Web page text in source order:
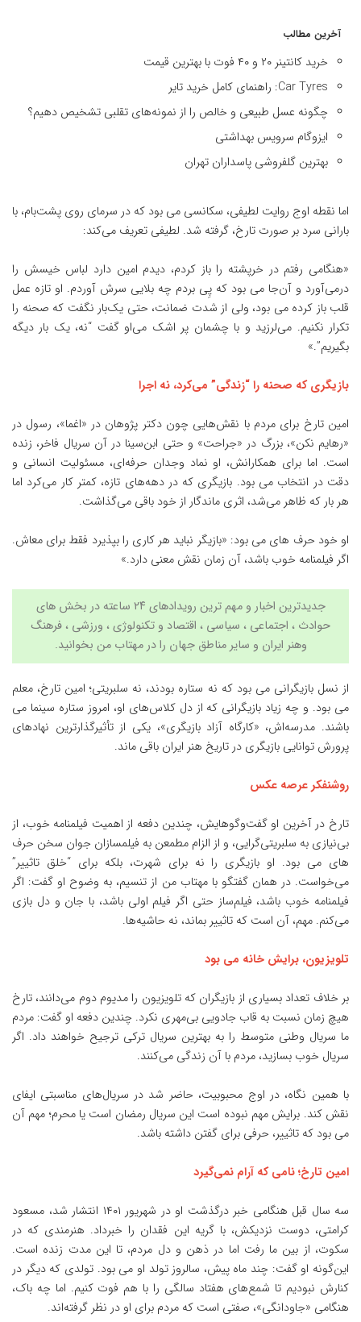
آخرین مطالب
خرید کانتینر ۲۰ و ۴۰ فوت با بهترین قیمت
Car Tyres: راهنمای کامل خرید تایر
چگونه عسل طبیعی و خالص را از نمونه‌های تقلبی تشخیص دهیم؟
ایزوگام سرویس بهداشتی
بهترین گلفروشی پاسداران تهران
اما نقطه اوج روایت لطیفی، سکانسی می بود که در سرمای روی پشت‌بام، با
بارانی سرد بر صورت تارخ، گرفته شد. لطیفی تعریف می‌کند:
«هنگامی رفتم در خرپشته را باز کردم، دیدم امین دارد لباس خیسش را
درمی‌آورد و آن‌جا می بود که پِی بردم چه بلایی سرش آوردم. او تازه عمل
قلب باز کرده می بود، ولی از شدت ضمانت، حتی یک‌بار نگفت که صحنه را
تکرار نکنیم. می‌لرزید و با چشمان پر اشک می‌او گفت “نه، یک بار دیگه
بگیریم”.»
بازیگری که صحنه را “زندگی” می‌کرد، نه اجرا
امین تارخ برای مردم با نقش‌هایی چون دکتر پژوهان در «اغما»، رسول در
«رهایم نکن»، بزرگ در «جراحت» و حتی ابن‌سینا در آن سریال فاخر، زنده
است. اما برای همکارانش، او نماد وجدان حرفه‌ای، مسئولیت انسانی و
دقت در انتخاب می بود. بازیگری که در دهه‌های تازه، کمتر کار می‌کرد اما
هر بار که ظاهر می‌شد، اثری ماندگار از خود باقی می‌گذاشت.
او خود حرف های می بود: «بازیگر نباید هر کاری را بپذیرد فقط برای معاش.
اگر فیلمنامه خوب باشد، آن زمان نقش معنی دارد.»
جدیدترین اخبار و مهم ترین رویدادهای ۲۴ ساعته در بخش های
حوادث ، اجتماعی ، سیاسی ، اقتصاد و تکنولوژی، ورزشی ، فرهنگ
وهنر ایران و سایر مناطق جهان را در مهتاب من بخوانید.
از نسل بازیگرانی می بود که نه ستاره بودند، نه سلبریتی؛ امین تارخ، معلم
می بود. و چه زیاد بازیگرانی که از دل کلاس‌های او، امروز ستاره سینما می
باشند. مدرسه‌اش، «کارگاه آزاد بازیگری»، یکی از تأثیرگذارترین نهادهای
پرورش توانایی بازیگری در تاریخ هنر ایران باقی ماند.
روشنفکر عرصه عکس
تارخ در آخرین او گفت‌وگوهایش، چندین دفعه از اهمیت فیلمنامه خوب، از
بی‌نیازی به سلبریتی‌گرایی، و از الزام مطمعن به فیلمسازان جوان سخن حرف
های می بود. او بازیگری را نه برای شهرت، بلکه برای “خلق تاثییر”
می‌خواست. در همان گفتگو با مهتاب من از تنسیم، به وضوح او گفت: اگر
فیلمنامه خوب باشد، فیلم‌ساز حتی اگر فیلم اولی باشد، با جان و دل بازی
می‌کنم. مهم، آن است که تاثییر بماند، نه حاشیه‌ها.
تلویزیون، برایش خانه می بود
بر خلاف تعداد بسیاری از بازیگران که تلویزیون را مدیوم دوم می‌دانند، تارخ
هیچ زمان نسبت به قاب جادویی بی‌مهری نکرد. چندین دفعه او گفت: مردم
ما سریال وطنی متوسط را به بهترین سریال ترکی ترجیح خواهند داد. اگر
سریال خوب بسازید، مردم با آن زندگی می‌کنند.
با همین نگاه، در اوج محبوبیت، حاضر شد در سریال‌های مناسبتی ایفای
نقش کند. برایش مهم نبوده است این سریال رمضان است یا محرم؛ مهم آن
می بود که تاثییر، حرفی برای گفتن داشته باشد.
امین تارخ؛ نامی که آرام نمی‌گیرد
سه سال قبل هنگامی خبر
درگذشت او در شهریور ۱۴۰۱ انتشار شد، مسعود
کرامتی، دوست نزدیکش، با گریه این فقدان را خبرداد. هنرمندی که در
سکوت، از بین ما رفت اما در ذهن و دل مردم، تا این مدت زنده است.
این‌گونه او گفت: چند ماه پیش، سالروز تولد او می بود. تولدی که دیگر در
کنارش نبودیم تا شمع‌های هفتاد سالگی را با هم فوت کنیم. اما چه باک،
هنگامی «جاودانگی»، صفتی است که مردم برای او در نظر گرفته‌اند.